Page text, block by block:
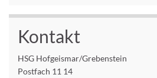
Kontakt
HSG Hofgeismar/Grebenstein
Postfach 11 14